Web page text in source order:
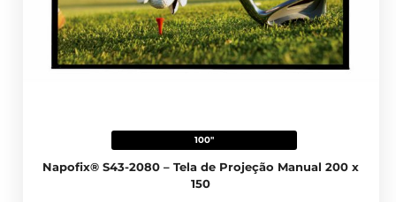
100"
Napofix® S43-2080 – Tela de Projeção Manual 200 x
150